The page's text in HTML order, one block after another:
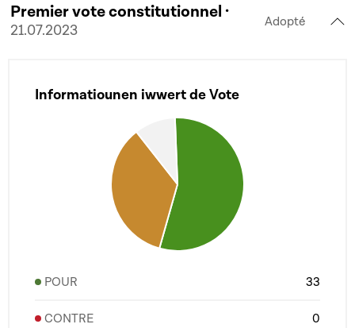
Premier vote constitutionnel ·
21.07.2023
Adopté
Informatiounen iwwert de Vote
POUR 33
CONTRE 0